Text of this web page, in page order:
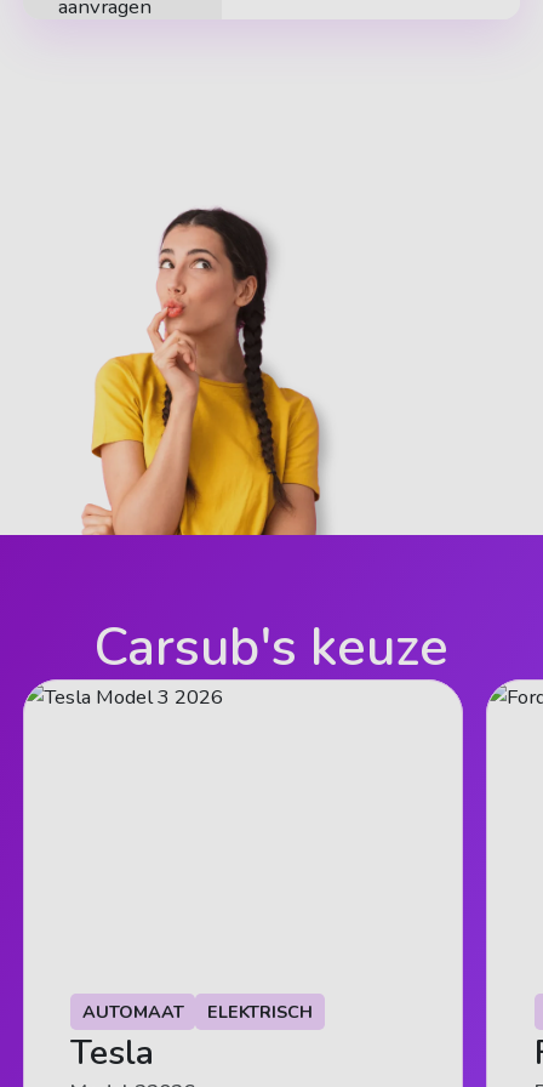
Carsub's keuze
AUTOMAAT ELEKTRISCH
Tesla
AUTOMAAT ELEKTRISCH
Alfa Romeo